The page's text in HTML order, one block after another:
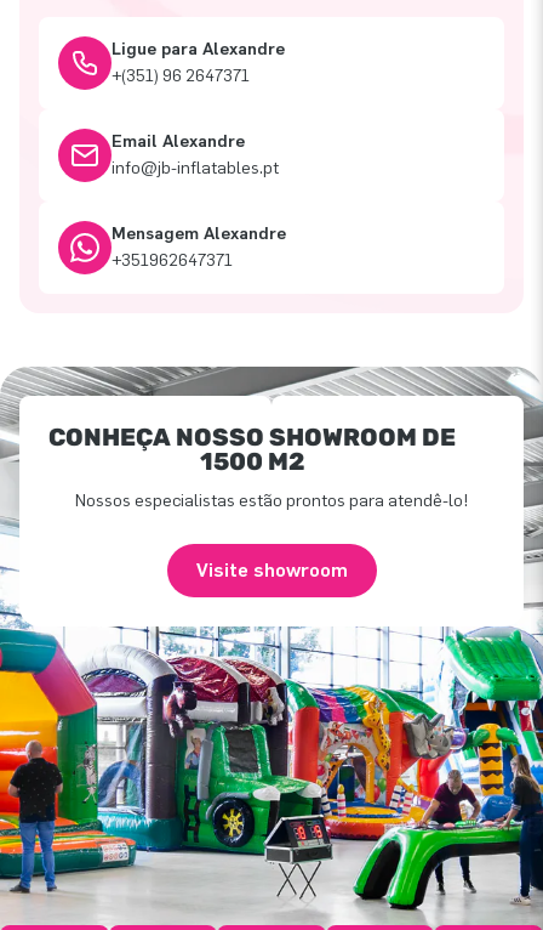
Ligue para Alexandre
+(351) 96 2647371
Email Alexandre
info@jb-inflatables.pt
Mensagem Alexandre
+351962647371
CONHEÇA NOSSO SHOWROOM DE
1500 M2
Nossos especialistas estão prontos para atendê-lo!
Visite showroom